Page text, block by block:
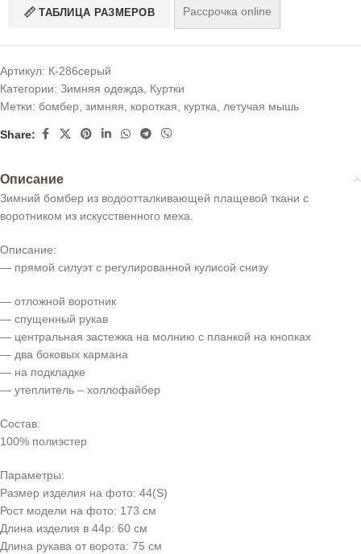
ТАБЛИЦА РАЗМЕРОВ Рассрочка online
Артикул: К-286серый
Категории: Зимняя одежда, Куртки
Метки: бомбер, зимняя, короткая, куртка, летучая мышь
Share:
Описание
Зимний бомбер из водоотталкивающей плащевой ткани с
воротником из искусственного меха.
Описание:
— прямой силуэт с регулированной кулисой снизу
— отложной воротник
— спущенный рукав
— центральная застежка на молнию с планкой на кнопках
— два боковых кармана
— на подкладке
— утеплитель – холлофайбер
Состав:
100% полиэстер
Параметры:
Размер изделия на фото: 44(S)
Рост модели на фото: 173 см
Длина изделия в 44р: 60 см
Длина рукава от ворота: 75 см